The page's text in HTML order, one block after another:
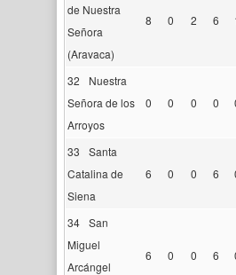
de Nuestra
Señora
(Aravaca)
8 0 2 6
32
Nuestra
Señora de los
Arroyos
0 0 0 0
33
Santa
Catalina de
Siena
6 0 0 6
34 San
Miguel
Arcángel
6 0 0 6